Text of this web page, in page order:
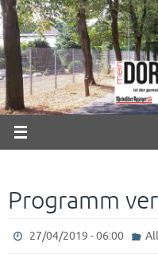
Zum
Inhalt
springen
Programm
27/04/2019 - 06:00